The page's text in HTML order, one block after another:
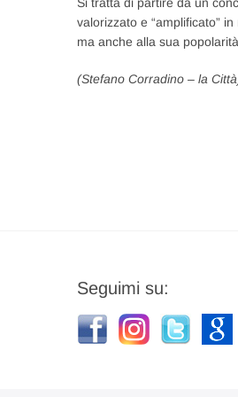
valorizzato e “amplificato”
ma anche alla sua
(Stefano Corradino – la
Seguimi su: